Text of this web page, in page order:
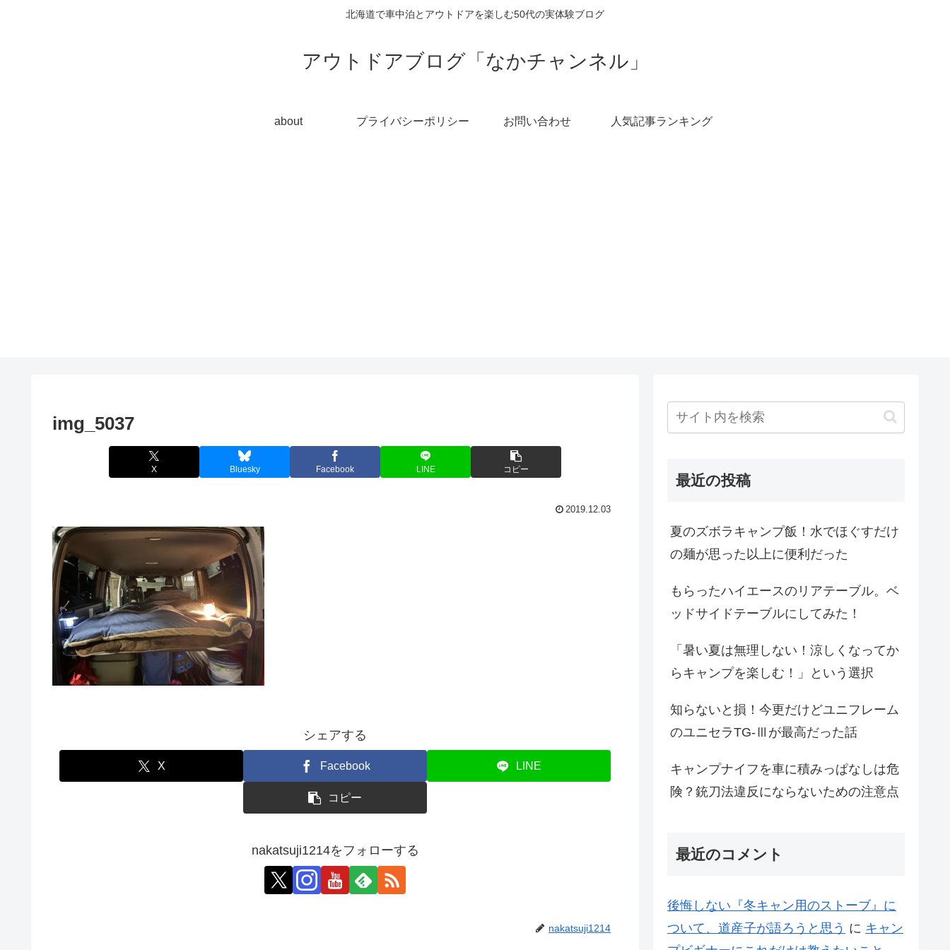
北海道で車中泊とアウトドアを楽しむ50代の実体験ブログ
アウトドアブログ「なかチャンネル」
about プライバシーポリシー お問い合わせ 人気記事ランキング
img_5037
X Bluesky Facebook LINE コピー
2019.12.03
シェアする
X Facebook LINE
コピー
nakatsuji1214をフォローする
nakatsuji1214
最近の投稿
夏のズボラキャンプ飯！水でほぐすだけ
の麺が思った以上に便利だった
もらったハイエースのリアテーブル。ベ
ッドサイドテーブルにしてみた！
「暑い夏は無理しない！涼しくなってか
らキャンプを楽しむ！」という選択
知らないと損！今更だけどユニフレーム
のユニセラTG-Ⅲが最高だった話
キャンプナイフを車に積みっぱなしは危
険？銃刀法違反にならないための注意点
最近のコメント
後悔しない『冬キャン用のストーブ』に
ついて、道産子が語ろうと思う に キャン